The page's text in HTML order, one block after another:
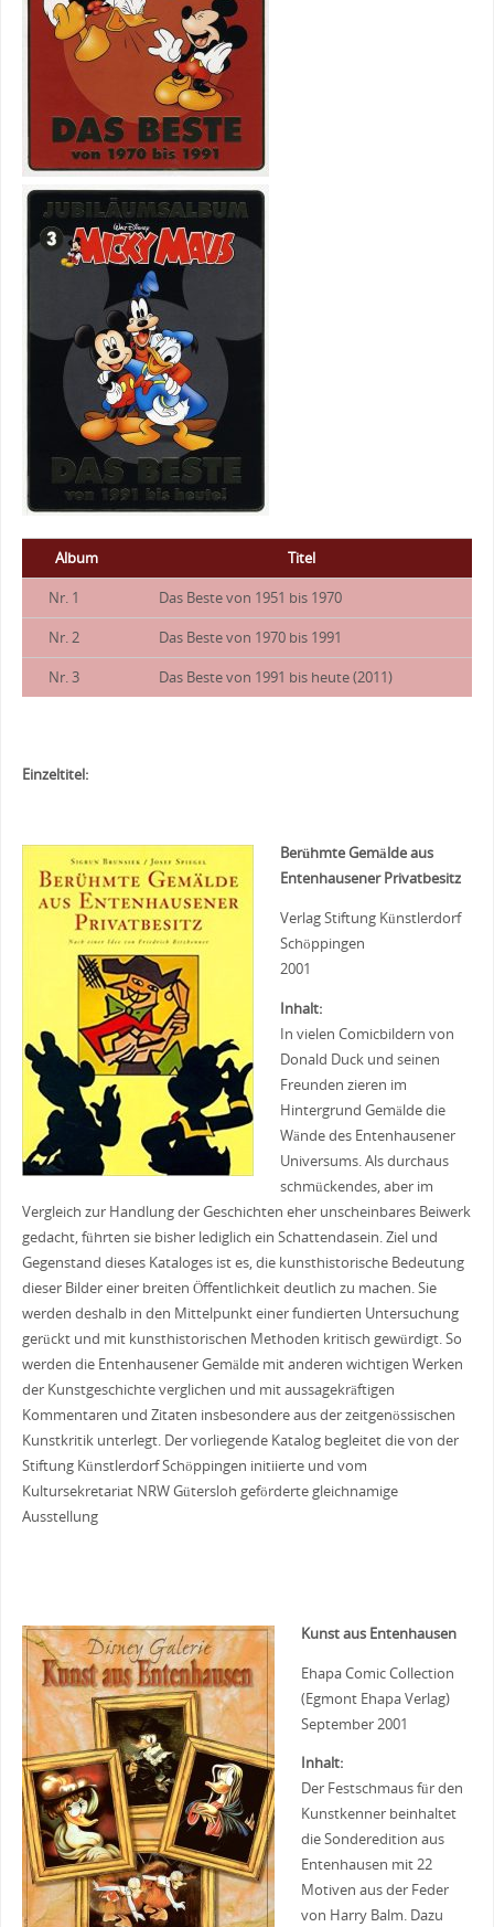
Album Titel
Nr. 1 Das Beste von 1951 bis 1970
Nr. 2 Das Beste von 1970 bis 1991
Nr. 3 Das Beste von 1991 bis heute (2011)
Einzeltitel:
Berühmte Gemälde aus
Entenhausener Privatbesitz
Verlag Stiftung Künstlerdorf
Schöppingen
2001
Inhalt:
In vielen Comicbildern von
Donald Duck und seinen
Freunden zieren im
Hintergrund Gemälde die
Wände des Entenhausener
Universums. Als durchaus
schmückendes, aber im
Vergleich zur Handlung der Geschichten eher unscheinbares Beiwerk
gedacht, führten sie bisher lediglich ein Schattendasein. Ziel und
Gegenstand dieses Kataloges ist es, die kunsthistorische Bedeutung
dieser Bilder einer breiten Öffentlichkeit deutlich zu machen. Sie
werden deshalb in den Mittelpunkt einer fundierten Untersuchung
gerückt und mit kunsthistorischen Methoden kritisch gewürdigt. So
werden die Entenhausener Gemälde mit anderen wichtigen Werken
der Kunstgeschichte verglichen und mit aussagekräftigen
Kommentaren und Zitaten insbesondere aus der zeitgenössischen
Kunstkritik unterlegt. Der vorliegende Katalog begleitet die von der
Stiftung Künstlerdorf Schöppingen initiierte und vom
Kultursekretariat NRW Gütersloh geförderte gleichnamige
Ausstellung
Kunst aus Entenhausen
Ehapa Comic Collection
(Egmont Ehapa Verlag)
September 2001
Inhalt:
Der Festschmaus für den
Kunstkenner beinhaltet
die Sonderedition aus
Entenhausen mit 22
Motiven aus der Feder
von Harry Balm. Dazu